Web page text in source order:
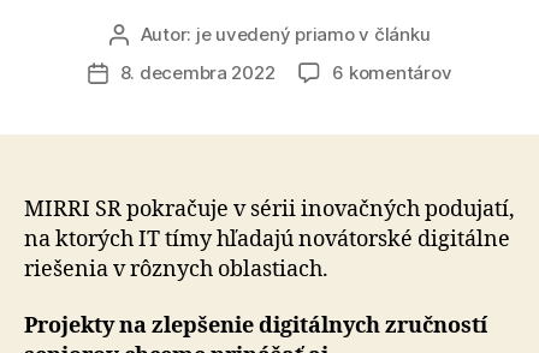
Autor
článku
Autor: je uvedený priamo v článku
Dátum8. decembra 2022 6 komentárovna
priniesť
digitálne
seniorom,
MIRRI SR pokračuje v sérii inovačných podujatí,
na ktorých IT tímy hľadajú novátorské digitálne
riešenia v rôznych oblastiach.
Projekty na zlepšenie digitálnych zručností